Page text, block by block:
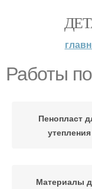
Работы
Пенопласт
утепления
Материалы